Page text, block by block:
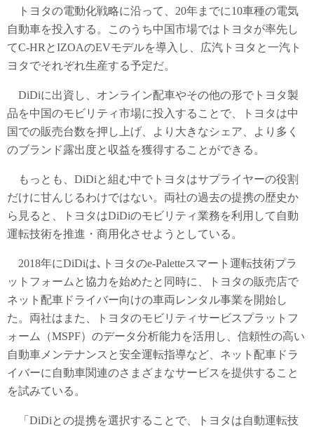
トヨタの電動化戦略に沿って、20年までに10車種の電気
自動車を投入する。このうち中国市場ではトヨタが率先し
てC-HRとIZOAのEVモデルを導入し、広汽トヨタと一汽ト
ヨタでそれぞれ生産する予定だ。
DiDiに出資し、オンライン配車やその他の形でトヨタ製
品を中国のモビリティ市場に投入することで、トヨタは中
国での販売台数を押し上げ、より大きなシェア、より多く
のブランド露出度と収益を獲得することができる。
もっとも、DiDiと組む中でトヨタはサプライヤーの役割
だけに甘んじるわけではない。両社の過去の提携の歴史か
ら見ると、トヨタはDiDiのモビリティ業務を利用して自動
運転技術を推進・商用化させようとしている。
2018年にDiDiは､トヨタのe-Paletteスマート運転技術プラ
ットフォームと協力を始めたと同時に、トヨタの販売店で
ネット配車ドライバー向けの車両レンタル事業を開始し
た。両社はまた、トヨタのモビリティサービスプラットフ
ォーム（MSPF）のデータ分析能力を活用し、信頼性の高い
自動車メンテナンスと安全運転指導など、ネット配車ドラ
イバーに自動車関連のさまざまなサービスを提供すること
を試みている。
「DiDiとの提携を選択することで、トヨタは自動運転技